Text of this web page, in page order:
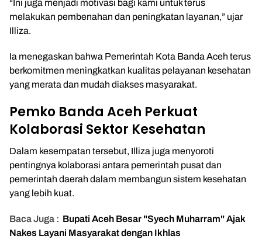
“Ini juga menjadi motivasi bagi kami untuk terus
melakukan pembenahan dan peningkatan layanan,” ujar
Illiza.
Ia menegaskan bahwa Pemerintah Kota Banda Aceh terus
berkomitmen meningkatkan kualitas pelayanan kesehatan
yang merata dan mudah diakses masyarakat.
Pemko Banda Aceh Perkuat
Kolaborasi Sektor Kesehatan
Dalam kesempatan tersebut, Illiza juga menyoroti
pentingnya kolaborasi antara pemerintah pusat dan
pemerintah daerah dalam membangun sistem kesehatan
yang lebih kuat.
Baca Juga : Bupati Aceh Besar "Syech Muharram" Ajak
Nakes Layani Masyarakat dengan Ikhlas